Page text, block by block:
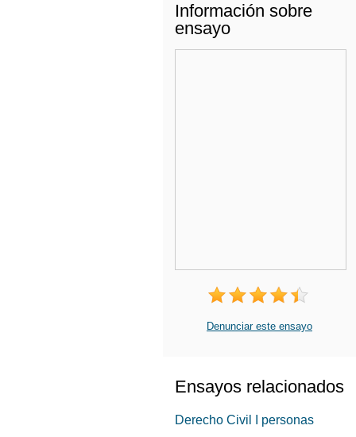
Información sobre
ensayo
Denunciar este ensayo
Ensayos relacionados
Derecho Civil I personas